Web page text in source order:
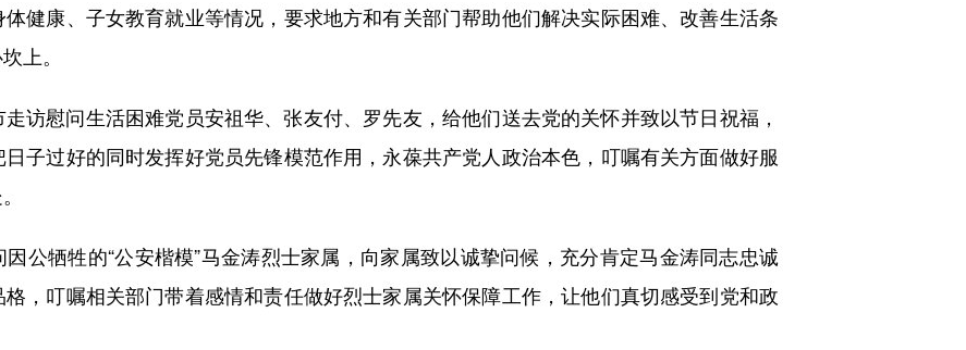
健康、子女教育就业等情况，要求地方和有关部门帮助他们解决实际困难、改善生活条
上。
慰问生活困难党员安祖华、张友付、罗先友，给他们送去党的关怀并致以节日祝福，
子过好的同时发挥好党员先锋模范作用，永葆共产党人政治本色，叮嘱有关方面做好服
牺牲的“公安楷模”马金涛烈士家属，向家属致以诚挚问候，充分肯定马金涛同志忠诚
，叮嘱相关部门带着感情和责任做好烈士家属关怀保障工作，让他们真切感受到党和政